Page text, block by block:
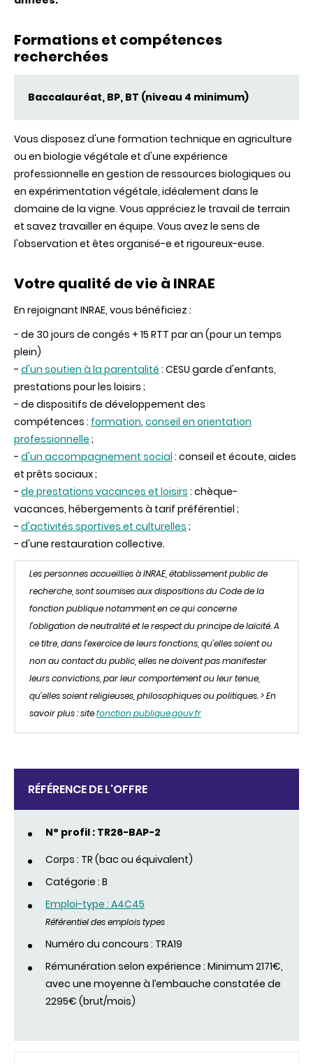
Formations et compétences
recherchées
Baccalauréat, BP, BT (niveau 4 minimum)
Vous disposez d'une formation technique en agriculture
ou en biologie végétale et d'une expérience
professionnelle en gestion de ressources biologiques ou
en expérimentation végétale, idéalement dans le
domaine de la vigne. Vous appréciez le travail de terrain
et savez travailler en équipe. Vous avez le sens de
l'observation et êtes organisé-e et rigoureux-euse.
Votre qualité de vie à INRAE
En rejoignant INRAE, vous bénéficiez :
- de 30 jours de congés + 15 RTT par an (pour un temps
plein)
- d'un soutien à la parentalité : CESU garde d'enfants,
prestations pour les loisirs ;
- de dispositifs de développement des
compétences : formation, conseil en orientation
professionnelle ;
- d'un accompagnement social : conseil et écoute, aides
et prêts sociaux ;
- de prestations vacances et loisirs : chèque-
vacances, hébergements à tarif préférentiel ;
- d'activités sportives et culturelles ;
- d'une restauration collective.
Les personnes accueillies à INRAE, établissement public de
recherche, sont soumises aux dispositions du Code de la
fonction publique notamment en ce qui concerne
l’obligation de neutralité et le respect du principe de laïcité. A
ce titre, dans l’exercice de leurs fonctions, qu’elles soient ou
non au contact du public, elles ne doivent pas manifester
leurs convictions, par leur comportement ou leur tenue,
qu’elles soient religieuses, philosophiques ou politiques. > En
savoir plus : sitefonction publique.gouv.fr
RÉFÉRENCE DE L'OFFRE
N° profil : TR26-BAP-2
Corps : TR (bac ou équivalent)
Catégorie : B
Emploi-type : A4C45
Référentiel des emplois types
Numéro du concours : TRA19
Rémunération selon expérience : Minimum 2171€,
avec une moyenne à l’embauche constatée de
2295€ (brut/mois)